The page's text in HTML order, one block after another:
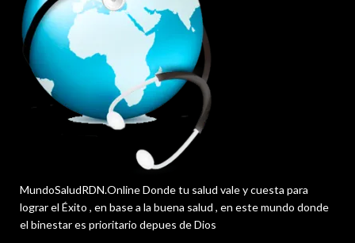
MundoSaludRDN.Online Donde tu salud vale y cuesta para
lograr el Éxito , en base a la buena salud , en este mundo donde
el binestar es prioritario depues de Dios